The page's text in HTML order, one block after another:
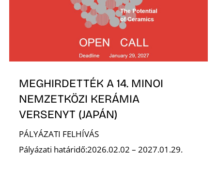
MEGHIRDETTÉK A 14. MINOI
NEMZETKÖZI KERÁMIA
VERSENYT (JAPÁN)
PÁLYÁZATI FELHÍVÁS
Pályázati határidő:2026.02.02 – 2027.01.29.